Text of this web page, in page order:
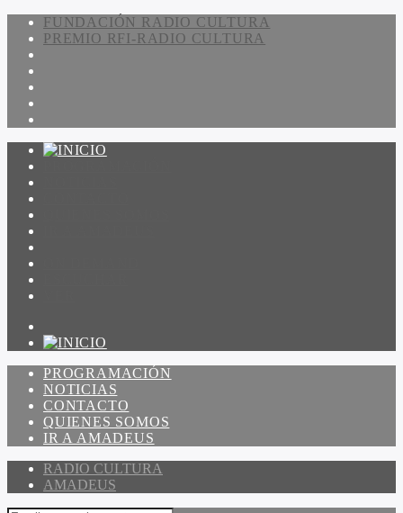
FUNDACIÓN RADIO CULTURA
PREMIO RFI-RADIO CULTURA
PROGRAMACIÓN
NOTICIAS
CONTACTO
QUIENES SOMOS
IR A AMADEUS
RADIO CULTURA
AMADEUS